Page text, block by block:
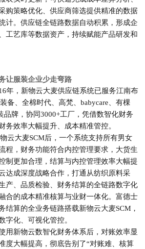
购策略优化、供应商筛选提供精准的数据
计。供应链全链路数据自动积累，形成企
、工艺库等数据资产，持续赋能产品研发和
让服装企业少走弯路
年，新物云大麦供应链系统已服务江南布
装备、全棉时代、高梵、babycare、有棵
品牌，协同3000+工厂 ，凭借数智化财务
务效率大幅提升、成本精准管控。
云大麦SCM后，一个系统支持所有男女
程，财务功能符合内控管理要求，大货生
制更加合理，结算与内控管理效率大幅提
达成深度战略合作，打通从纺织原料采
产、品质检验、财务结算的全链路数字化
合的成本精准核算与业财一体化。富德士
结算的全业务链路搭载新物云大麦SCM，
字化、可视化管控。
用新物云数智化财务体系后，对账效率显
度大幅提高，彻底告别了“对账难、核算